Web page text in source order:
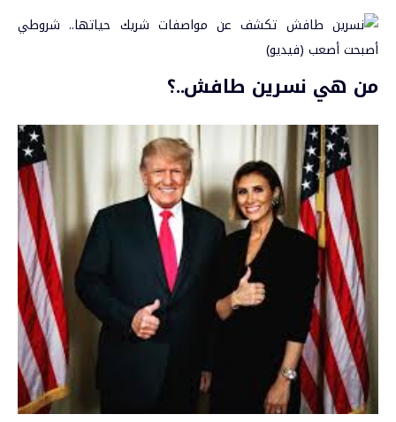
من هي نسرين طافش..؟